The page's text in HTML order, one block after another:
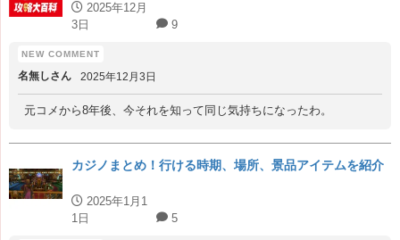
2025年12月
3日
9
名無しさん 2025年12月3日
元コメから8年後、今それを知って同じ気持ちになったわ。
カジノまとめ！行ける時期、場所、景品アイテムを紹介
2025年1月1
1日
5